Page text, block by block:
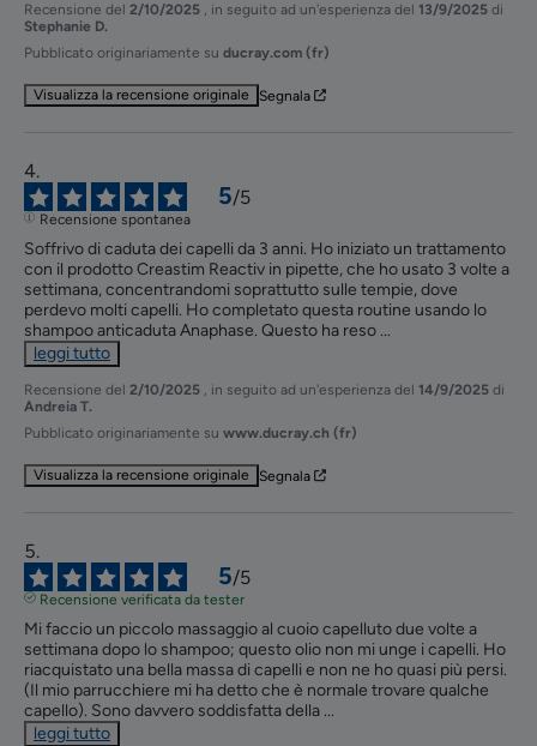
Recensione del 2/10/2025 , in seguito ad un'esperienza del 13/9/2025 di
Stephanie D.
Pubblicato originariamente su ducray.com (fr)
Visualizza la recensione originale Segnala
5/5
Recensione spontanea
Soffrivo di caduta dei capelli da 3 anni. Ho iniziato un trattamento
con il prodotto Creastim Reactiv in pipette, che ho usato 3 volte a
settimana, concentrandomi soprattutto sulle tempie, dove
perdevo molti capelli. Ho completato questa routine usando lo
shampoo anticaduta Anaphase. Questo ha reso ...
leggi tutto
Recensione del 2/10/2025 , in seguito ad un'esperienza del 14/9/2025 di
Andreia T.
Pubblicato originariamente su www.ducray.ch (fr)
Visualizza la recensione originale Segnala
5/5
Recensione verificata da tester
Mi faccio un piccolo massaggio al cuoio capelluto due volte a
settimana dopo lo shampoo; questo olio non mi unge i capelli. Ho
riacquistato una bella massa di capelli e non ne ho quasi più persi.
(Il mio parrucchiere mi ha detto che è normale trovare qualche
capello). Sono davvero soddisfatta della ...
leggi tutto